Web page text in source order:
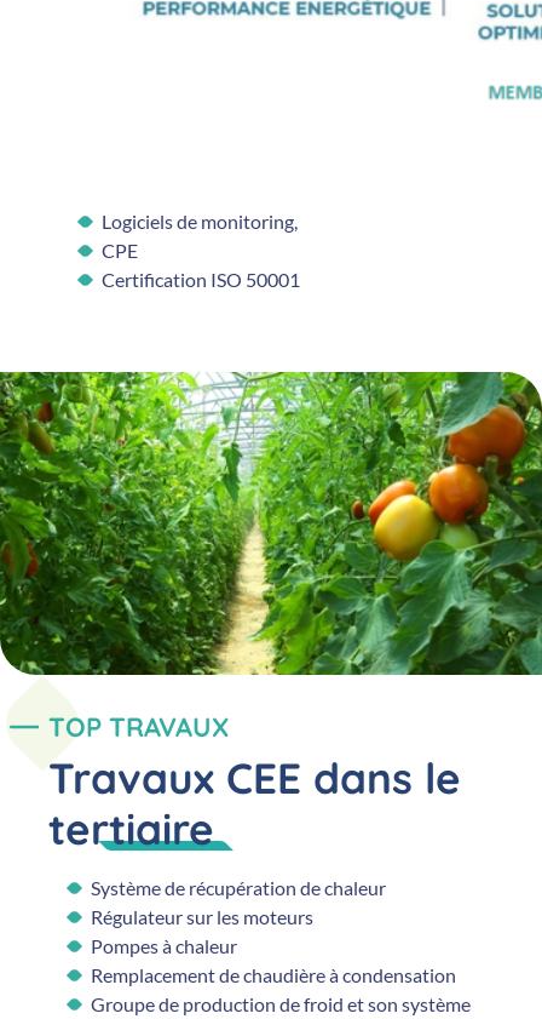
Logiciels de monitoring,
CPE
Certification ISO 50001
TOP TRAVAUX
Travaux CEE dans le
tertiaire
Système de récupération de chaleur
Régulateur sur les moteurs
Pompes à chaleur
Remplacement de chaudière à condensation
Groupe de production de froid et son système